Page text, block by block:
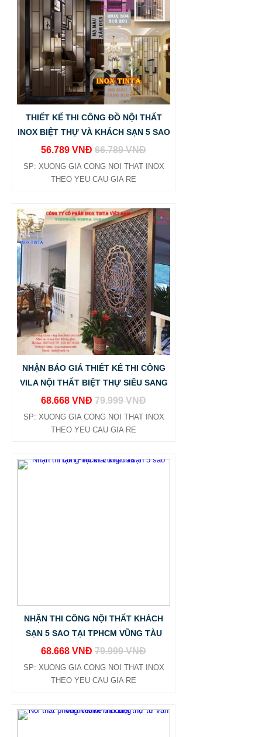
THIẾT KẾ THI CÔNG ĐỒ NỘI THẤT
INOX BIỆT THỰ VÀ KHÁCH SẠN 5 SAO
56.789 VNĐ 66.789 VNĐ
SP: XUONG GIA CONG NOI THAT INOX
THEO YEU CAU GIA RE
NHẬN BÁO GIÁ THIẾT KẾ THI CÔNG
VILA NỘI THẤT BIỆT THỰ SIÊU SANG
68.668 VNĐ 79.999 VNĐ
SP: XUONG GIA CONG NOI THAT INOX
THEO YEU CAU GIA RE
NHẬN THI CÔNG NỘI THẤT KHÁCH
SẠN 5 SAO TẠI TPHCM VŨNG TÀU
68.668 VNĐ 79.999 VNĐ
SP: XUONG GIA CONG NOI THAT INOX
THEO YEU CAU GIA RE